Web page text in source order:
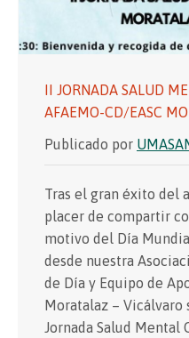
II JORNADA SALUD
AFAEMO-CD/EASC
Publicado por
Tras el gran éxito del
placer de compartir
motivo del Día
desde nuestra
de Día y Equipo de
Moratalaz – Vicálvaro
Jornada Salud Mental